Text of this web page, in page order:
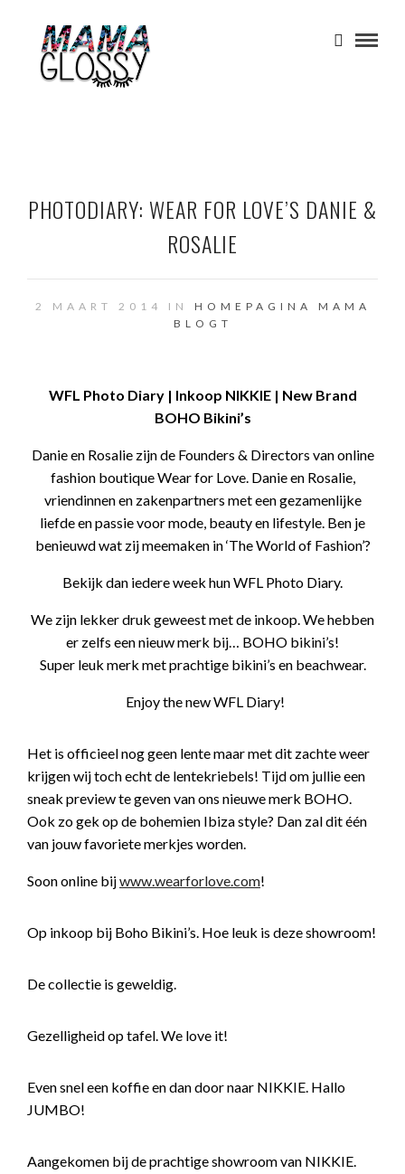
PHOTODIARY: WEAR FOR LOVE’S DANIE &
ROSALIE
2 MAART 2014 IN HOMEPAGINA
MAMA
BLOGT
WFL Photo Diary | Inkoop NIKKIE | New Brand
BOHO Bikini’s
Danie en Rosalie zijn de Founders & Directors van online
fashion boutique Wear for Love. Danie en Rosalie,
vriendinnen en zakenpartners met een gezamenlijke
liefde en passie voor mode, beauty en lifestyle. Ben je
benieuwd wat zij meemaken in ‘The World of Fashion’?
Bekijk dan iedere week hun WFL Photo Diary.
We zijn lekker druk geweest met de inkoop. We hebben
er zelfs een nieuw merk bij… BOHO bikini’s!
Super leuk merk met prachtige bikini’s en beachwear.
Enjoy the new WFL Diary!
Het is officieel nog geen lente maar met dit zachte weer
krijgen wij toch echt de lentekriebels! Tijd om jullie een
sneak preview te geven van ons nieuwe merk BOHO.
Ook zo gek op de bohemien Ibiza style? Dan zal dit één
van jouw favoriete merkjes worden.
Soon online bijwww.wearforlove.com!
Op inkoop bij Boho Bikini’s. Hoe leuk is deze showroom!
De collectie is geweldig.
Gezelligheid op tafel. We love it!
Even snel een koffie en dan door naar NIKKIE. Hallo
JUMBO!
Aangekomen bij de prachtige showroom van NIKKIE.